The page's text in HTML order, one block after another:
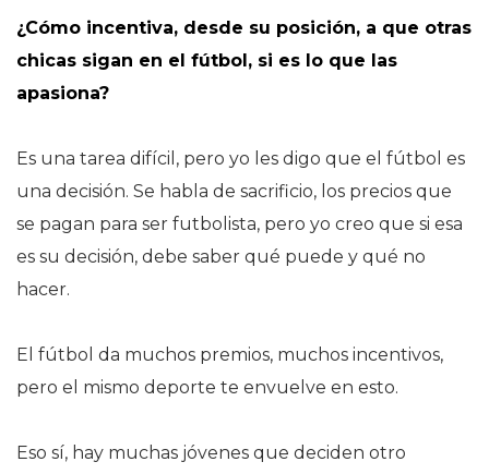
¿Cómo incentiva, desde su posición, a que otras
chicas sigan en el fútbol, si es lo que las
apasiona?
Es una tarea difícil, pero yo les digo que el fútbol es
una decisión. Se habla de sacrificio, los precios que
se pagan para ser futbolista, pero yo creo que si esa
es su decisión, debe saber qué puede y qué no
hacer.
El fútbol da muchos premios, muchos incentivos,
pero el mismo deporte te envuelve en esto.
Eso sí, hay muchas jóvenes que deciden otro